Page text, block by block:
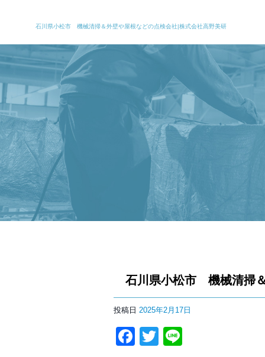
石川県小松市 機械清掃＆外壁や屋根などの点検会社|株式会社高野美研
石川県小松市 機械清掃
投稿日 2025年2月17日
Facebook
Twitter